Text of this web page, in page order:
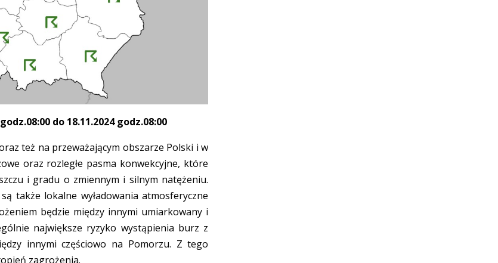
do 18.11.2024 godz.08:00
też na przeważającym obszarze Polski i w
oraz rozległe pasma konwekcyjne, które
i gradu o zmiennym i silnym natężeniu.
także lokalne wyładowania atmosferyczne
będzie między innymi umiarkowany i
największe ryzyko wystąpienia burz z
innymi częściowo na Pomorzu. Z tego
zagrożenia.